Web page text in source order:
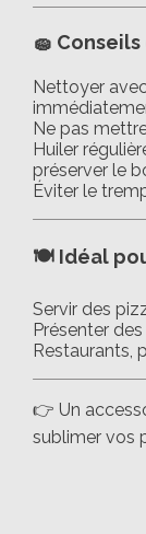
🧽 Conseils
Nettoyer
Ne pas
Huiler
préserver le
Éviter le
🍽️ Idéal
Servir des
Présenter
Restaurants,
👉 Un
sublimer vos